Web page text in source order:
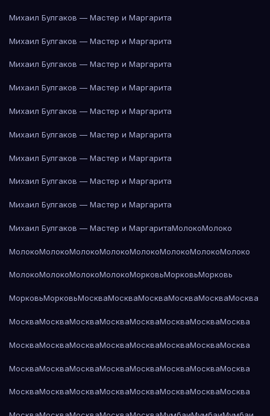
Михаил Булгаков — Мастер и Маргарита
Михаил Булгаков — Мастер и Маргарита
Михаил Булгаков — Мастер и Маргарита
Михаил Булгаков — Мастер и Маргарита
Михаил Булгаков — Мастер и Маргарита
Михаил Булгаков — Мастер и Маргарита
Михаил Булгаков — Мастер и Маргарита
Михаил Булгаков — Мастер и Маргарита
Михаил Булгаков — Мастер и Маргарита
Михаил Булгаков — Мастер и МаргаритаМолокоМолоко
МолокоМолокоМолокоМолокоМолокоМолокоМолокоМолоко
МолокоМолокоМолокоМолокоМорковьМорковьМорковь
МорковьМорковьМоскваМоскваМоскваМоскваМоскваМосква
МоскваМоскваМоскваМоскваМоскваМоскваМоскваМосква
МоскваМоскваМоскваМоскваМоскваМоскваМоскваМосква
МоскваМоскваМоскваМоскваМоскваМоскваМоскваМосква
МоскваМоскваМоскваМоскваМоскваМоскваМоскваМосква